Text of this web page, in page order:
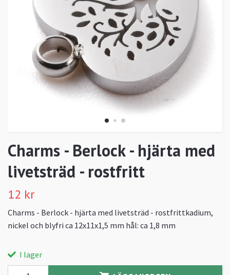
Charms - Berlock - hjärta med
livetsträd - rostfritt
12 kr
Charms - Berlock - hjärta med livetsträd - rostfrittkadium,
nickel och blyfri ca 12x11x1,5 mm hål: ca 1,8 mm
I lager